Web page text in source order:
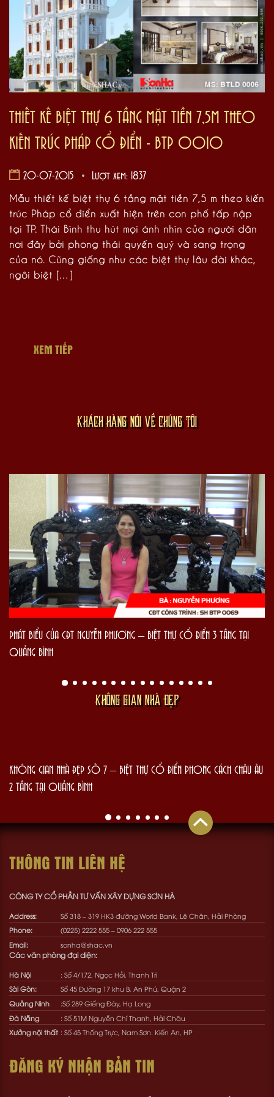
THIẾT KẾ BIỆT THỰ 6 TẦNG MẶT TIỀN 7,5M THEO
KIẾN TRÚC PHÁP CỔ ĐIỂN - BTP 0010
20-07-2015 Lượt xem: 1837
Mẫu thiết kế biệt thự 6 tầng mặt tiền 7,5 m theo kiến
trúc Pháp cổ điển xuất hiện trên con phố tấp nập
tại TP. Thái Bình thu hút mọi ánh nhìn của người dân
nơi đây bởi phong thái quyến quý và sang trọng
của nó. Cũng giống như các biệt thự lâu đài khác,
ngôi biệt […]
XEM TIẾP
KHÁCH HÀNG NÓI VỀ CHÚNG TÔI
PHÁT BIỂU CỦA CĐT NGUYỄN PHƯƠNG – BIỆT THỰ CỔ ĐIỂN 3 TẦNG TẠI
QUẢNG BÌNH
KHÔNG GIAN NHÀ ĐẸP
KHÔNG GIAN NHÀ ĐẸP SỐ 7 – BIỆT THỰ CỔ ĐIỂN PHONG CÁCH CHÂU ÂU
2 TẦNG TẠI QUẢNG BÌNH
THÔNG TIN LIÊN HỆ
CÔNG TY CỔ PHẦN TƯ VẤN XÂY DỰNG SƠN HÀ
Address:
Số 318 – 319 HK3 đường World Bank, Lê Chân, Hải Phòng
Phone:
(0225) 2222 555 – 0906 222 555
Email:
sonha@shac.vn
Các văn phòng đại diện:
Hà Nội
: Số 4/172, Ngọc Hồi, Thanh Trì
Sài Gòn:
Số 45 Đường 17 khu B, An Phú, Quận 2
Quảng Ninh
:Số 289 Giếng Đáy, Hạ Long
Đà Nẵng
: Số 51M Nguyễn Chí Thanh, Hải Châu
Xưởng nội thất : Số 45 Thống Trực, Nam Sơn. Kiến An, HP
ĐĂNG KÝ NHẬN BẢN TIN